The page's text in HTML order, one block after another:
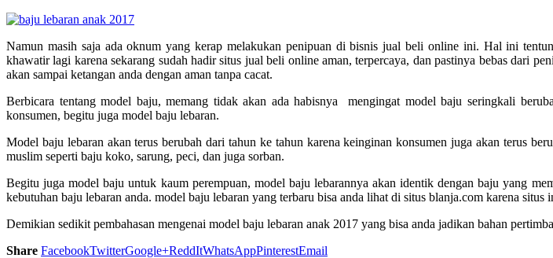
Namun masih saja ada oknum yang kerap melakukan penipuan di bisnis jual beli online ini. Hal ini
khawatir lagi karena sekarang sudah hadir situs jual beli online aman, terpercaya, dan pastinya bebas dari
akan sampai ketangan anda dengan aman tanpa cacat.
Berbicara tentang model baju, memang tidak akan ada habisnya mengingat model baju seringkali
konsumen, begitu juga model baju lebaran.
Model baju lebaran akan terus berubah dari tahun ke tahun karena keinginan konsumen juga akan terus
muslim seperti baju koko, sarung, peci, dan juga sorban.
Begitu juga model baju untuk kaum perempuan, model baju lebarannya akan identik dengan baju yang
kebutuhan baju lebaran anda. model baju lebaran yang terbaru bisa anda lihat di situs blanja.com karena
Demikian sedikit pembahasan mengenai model baju lebaran anak 2017 yang bisa anda jadikan bahan
Share FacebookTwitterGoogle+ReddItWhatsAppPinterestEmail